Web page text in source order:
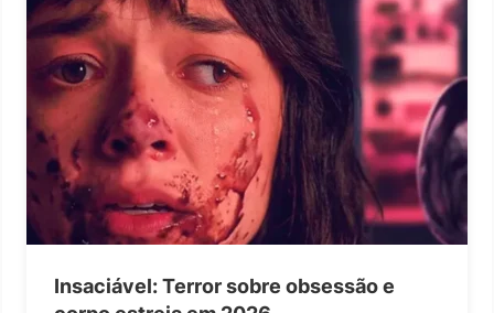
Insaciável: Terror sobre obsessão e